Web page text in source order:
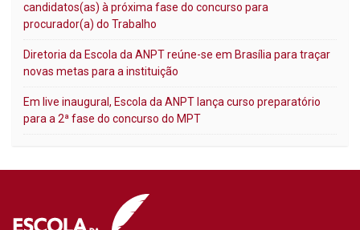
candidatos(as) à próxima fase do concurso para
procurador(a) do Trabalho
Diretoria da Escola da ANPT reúne-se em Brasília para traçar
novas metas para a instituição
Em live inaugural, Escola da ANPT lança curso preparatório
para a 2ª fase do concurso do MPT